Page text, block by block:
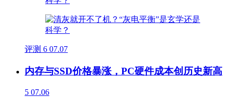
评测 6 07.07
内存与SSD价格暴涨，PC硬件成本创历史新高
5 07.06